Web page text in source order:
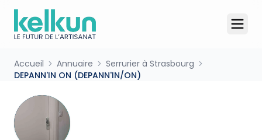
Accueil Annuaire
Serrurier à Strasbourg
DEPANN'IN ON (DEPANN'IN/ON)